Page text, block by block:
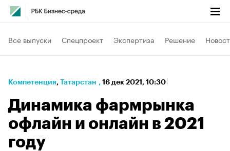
Все выпуски Спецпроект Экспертиза Решение
Компетенция⁠, Татарстан , 16 дек 2021, 10:30
Динамика фармрынка
офлайн и онлайн в 2021
году